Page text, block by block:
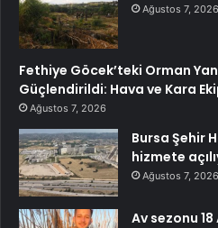
Ağustos 7, 2026
Fethiye Göcek’teki Orman
Güçlendirildi: Hava ve Kara
Ağustos 7, 2026
Bursa Şehir
hizmete
Ağustos 7, 2026
Av sezonu